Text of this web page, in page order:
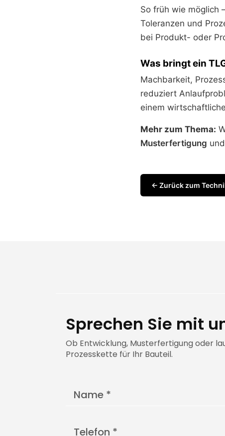
So früh wie möglich
Toleranzen und
bei Produkt- oder
Was bringt ein
Machbarkeit,
reduziert
einem
Mehr zum Thema:
Musterfertigung und
← Zurück zum
Sprechen Sie mit
Ob Entwicklung, Musterfertigung oder
Prozesskette für Ihr Bauteil.